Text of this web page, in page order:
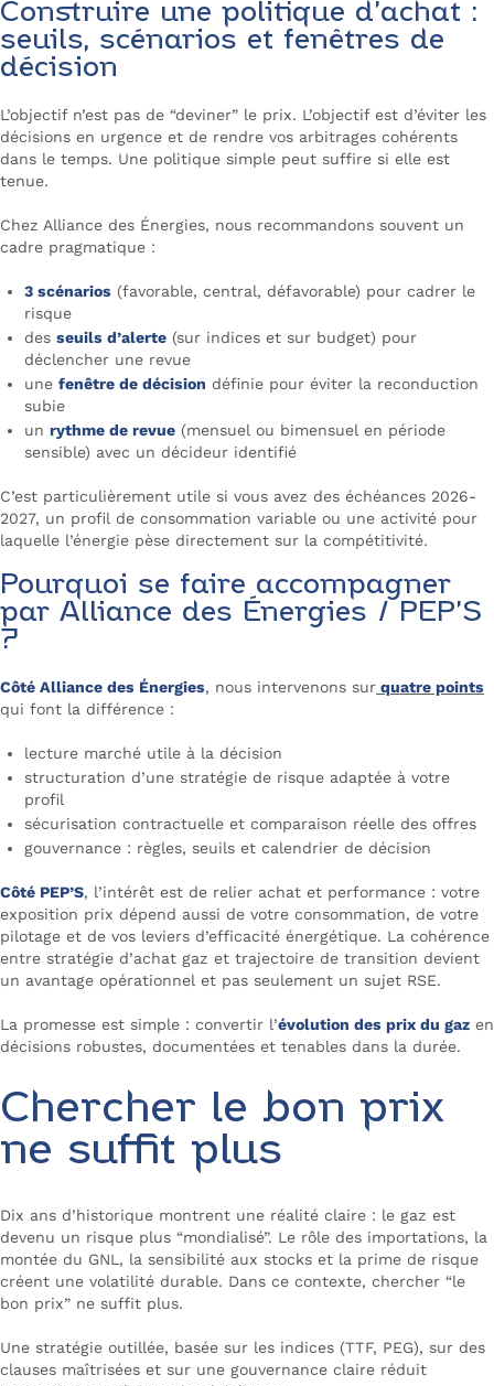
Construire une politique d’achat :
seuils, scénarios et fenêtres de
décision
L’objectif n’est pas de “deviner” le prix. L’objectif est d’éviter les
décisions en urgence et de rendre vos arbitrages cohérents
dans le temps. Une politique simple peut suffire si elle est
tenue.
Chez Alliance des Énergies, nous recommandons souvent un
cadre pragmatique :
3 scénarios (favorable, central, défavorable) pour cadrer le
risque
des seuils d’alerte (sur indices et sur budget) pour
déclencher une revue
une fenêtre de décision définie pour éviter la reconduction
subie
un rythme de revue (mensuel ou bimensuel en période
sensible) avec un décideur identifié
C’est particulièrement utile si vous avez des échéances 2026-
2027, un profil de consommation variable ou une activité pour
laquelle l’énergie pèse directement sur la compétitivité.
Pourquoi se faire accompagner
par Alliance des Énergies / PEP’S
?
Côté Alliance des Énergies, nous intervenons sur quatre points
qui font la différence :
lecture marché utile à la décision
structuration d’une stratégie de risque adaptée à votre
profil
sécurisation contractuelle et comparaison réelle des offres
gouvernance : règles, seuils et calendrier de décision
Côté PEP’S, l’intérêt est de relier achat et performance : votre
exposition prix dépend aussi de votre consommation, de votre
pilotage et de vos leviers d’efficacité énergétique. La cohérence
entre stratégie d’achat gaz et trajectoire de transition devient
un avantage opérationnel et pas seulement un sujet RSE.
La promesse est simple : convertir l’évolution des prix du gaz en
décisions robustes, documentées et tenables dans la durée.
Chercher le bon prix
ne suffit plus
Dix ans d’historique montrent une réalité claire : le gaz est
devenu un risque plus “mondialisé”. Le rôle des importations, la
montée du GNL, la sensibilité aux stocks et la prime de risque
créent une volatilité durable. Dans ce contexte, chercher “le
bon prix” ne suffit plus.
Une stratégie outillée, basée sur les indices (TTF, PEG), sur des
clauses maîtrisées et sur une gouvernance claire réduit